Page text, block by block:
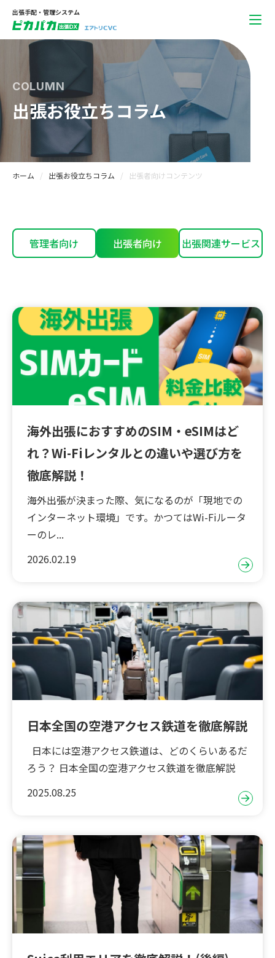
出張手配・管理システム
COLUMN
出張お役立ちコラム
ホーム 出張お役立ちコラム 出張者向けコンテンツ
管理者向け 出張者向け 出張関連サービス
海外出張におすすめのSIM・eSIMはど
れ？Wi-Fiレンタルとの違いや選び方を
徹底解説！
海外出張が決まった際、気になるのが「現地での
インターネット環境」です。かつてはWi-Fiルータ
ーのレ...
2026.02.19
日本全国の空港アクセス鉄道を徹底解説
日本には空港アクセス鉄道は、どのくらいあるだ
ろう？ 日本全国の空港アクセス鉄道を徹底解説
2025.08.25